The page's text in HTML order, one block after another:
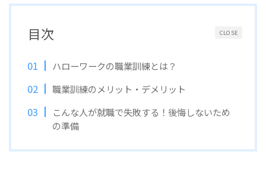
CLOSE
目次
ハローワークの職業訓練とは？
職業訓練のメリット・デメリット
こんな人が就職で失敗する！後悔しないため
の準備